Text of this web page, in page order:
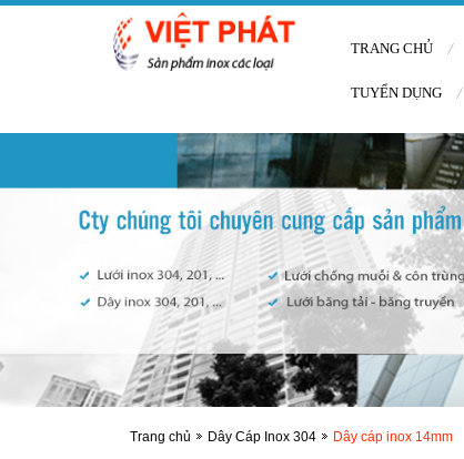
TRANG CHỦ
TUYỂN DỤNG
Trang chủ Dây Cáp Inox 304 Dây cáp inox 14mm